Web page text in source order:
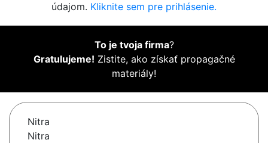
údajom. Kliknite sem pre prihlásenie.
To je tvoja firma?
Gratulujeme! Zistite, ako získať propagačné
materiály!
Nitra
Nitra